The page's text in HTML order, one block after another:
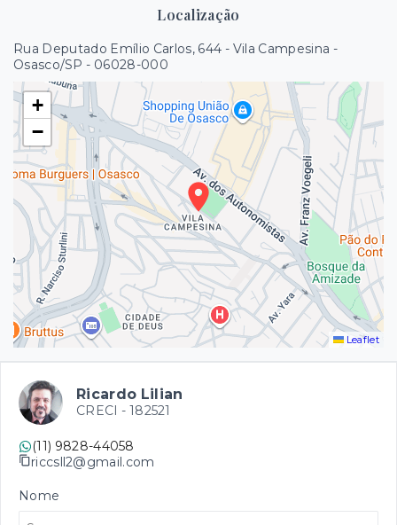
Localização
Rua Deputado Emílio Carlos, 644 - Vila Campesina -
Osasco/SP - 06028-000
+
−
Leaflet
Ricardo Lilian
CRECI - 182521
(11) 9828-44058
riccsll2@gmail.com
Nome